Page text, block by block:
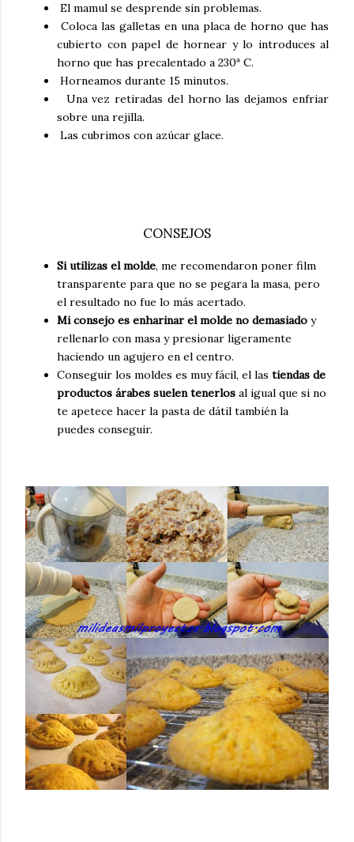
El mamul se desprende sin problemas.
Coloca las galletas en una placa de horno que has
cubierto con papel de hornear y lo introduces al
horno que has precalentado a 230ª C.
Horneamos durante 15 minutos.
Una vez retiradas del horno las dejamos enfriar
sobre una rejilla.
Las cubrimos con azúcar glace.
CONSEJOS
Si utilizas el molde, me recomendaron poner film
transparente para que no se pegara la masa, pero
el resultado no fue lo más acertado.
Mi consejo es enharinar el molde no demasiado y
rellenarlo con masa y presionar ligeramente
haciendo un agujero en el centro.
Conseguir los moldes es muy fácil, el las tiendas de
productos árabes suelen tenerlos al igual que si no
te apetece hacer la pasta de dátil también la
puedes conseguir.